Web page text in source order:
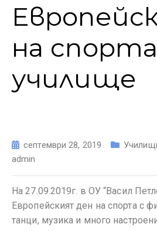
на
училище
септември 28, 2019
admin
На 27.09.2019г. в ОУ “Васил
Европейският ден на спорта с
танци, музика и много